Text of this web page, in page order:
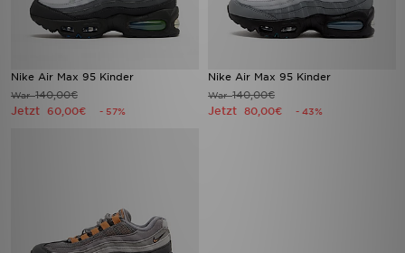
Nike Air Max 95 Kinder
War140,00€
Jetzt 60,00€ - 57%
Nike Air Max 95 Kinder
War140,00€
Jetzt 80,00€ - 43%